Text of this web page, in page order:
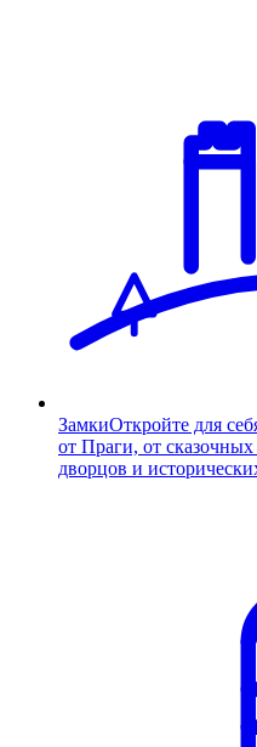
ЗамкиОткройте для
от Праги, от
дворцов и